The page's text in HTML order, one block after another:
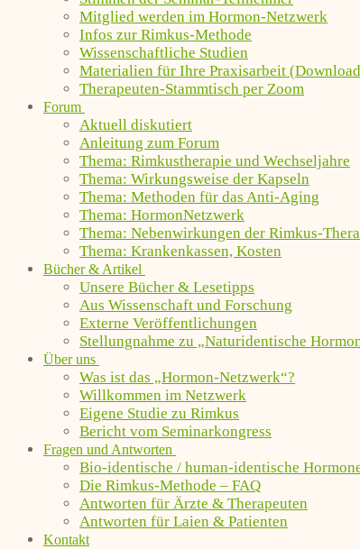
Mitglied werden im Hormon-Netzwerk
Infos zur Rimkus-Methode
Wissenschaftliche Studien
Materialien für Ihre Praxisarbeit
Therapeuten-Stammtisch per Zoom
Forum
Aktuell diskutiert
Anleitung zum Forum
Thema: Rimkustherapie und Wechseljahre
Thema: Wirkungsweise der Kapseln
Thema: Methoden für das Anti-Aging
Thema: HormonNetzwerk
Thema: Nebenwirkungen der Rimkus-
Thema: Krankenkassen, Kosten
Bücher & Artikel
Unsere Bücher & Lesetipps
Aus Wissenschaft und Forschung
Externe Veröffentlichungen
Stellungnahme zu „Naturidentische
Über uns
Was ist das „Hormon-Netzwerk“?
Willkommen im Netzwerk
Eigene Studie zu Rimkus
Bericht vom Seminarkongress
Fragen und Antworten
Bio-identische / human-identische
Die Rimkus-Methode – FAQ
Antworten für Ärzte & Therapeuten
Antworten für Laien & Patienten
Kontakt